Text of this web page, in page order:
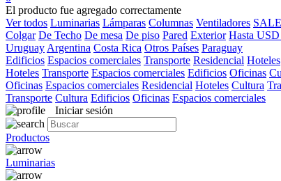
El producto fue agregado correctamente
Ver todos Luminarias Lámparas Columnas Ventiladores SALE
Colgar De Techo De mesa De piso Pared Exterior Hasta
Uruguay Argentina Costa Rica Otros Países Paraguay
Edificios Espacios comerciales Transporte Residencial Hoteles
Hoteles Transporte Espacios comerciales Edificios Oficinas
Oficinas Espacios comerciales Residencial Hoteles Cultura
Transporte Cultura Edificios Oficinas Espacios comerciales
Iniciar sesión
Productos
Luminarias